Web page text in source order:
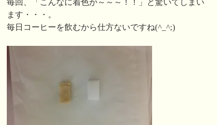
毎回、「こんなに着色が～～～！！」と驚いてしまい
ます・・・。
毎日コーヒーを飲むから仕方ないですね(^_^;)